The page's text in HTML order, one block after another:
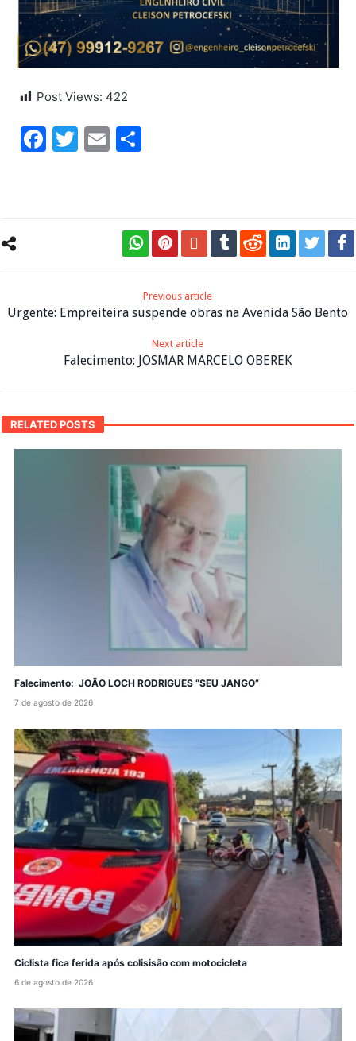
Post Views: 422
Facebook
Twitter
Email
Previous article
Urgente: Empreiteira suspende obras na Avenida São Bento
Next article
Falecimento: JOSMAR MARCELO OBEREK
RELATED POSTS
Falecimento: JOÃO LOCH RODRIGUES “SEU JANGO”
7 de agosto de 2026
Ciclista fica ferida após colisisão com motocicleta
6 de agosto de 2026